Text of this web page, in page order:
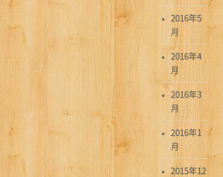
2016年5
月
2016年4
月
2016年3
月
2016年1
月
2015年12